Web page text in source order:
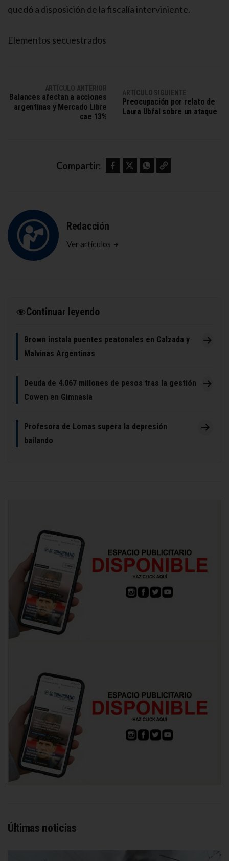
quedó a disposición de la fiscalía interviniente.
Elementos secuestrados
ARTÍCULO ANTERIOR
Balances afectan a acciones
argentinas y Mercado Libre
cae 13%
ARTÍCULO SIGUIENTE
Preocupación por relato de
Laura Ubfal sobre un ataque
Compartir: Facebook Twitter WhatsApp Copy link
Redacción
Ver artículos
Continuar leyendo
Brown instala puentes peatonales en Calzada y
Malvinas Argentinas
Deuda de 4.067 millones de pesos tras la gestión
Cowen en Gimnasia
Profesora de Lomas supera la depresión
bailando
Últimas noticias